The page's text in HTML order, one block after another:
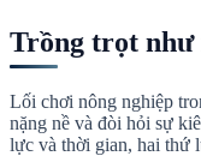
Trồng trọt như
Lối chơi nông nghiệp
nặng nề và đòi hỏi sự
lực và thời gian, hai thứ